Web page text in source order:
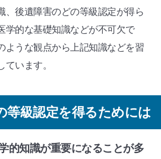
、後遺障害のどの等級認定が得ら
学的な基礎知識などが不可欠で
ような観点から上記知識などを習
います。
等級認定を得るためには
的知識が重要になることが多